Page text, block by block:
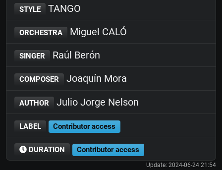
STYLE TANGO
ORCHESTRA Miguel CALÓ
SINGER Raúl Berón
COMPOSER Joaquín Mora
AUTHOR Julio Jorge Nelson
LABEL Contributor access
DURATION Contributor access
Update: 2024-06-24 21:54